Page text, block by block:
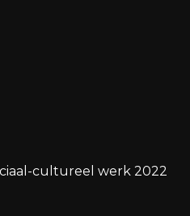
cultureel werk 2022